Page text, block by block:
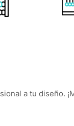
a tu diseño.